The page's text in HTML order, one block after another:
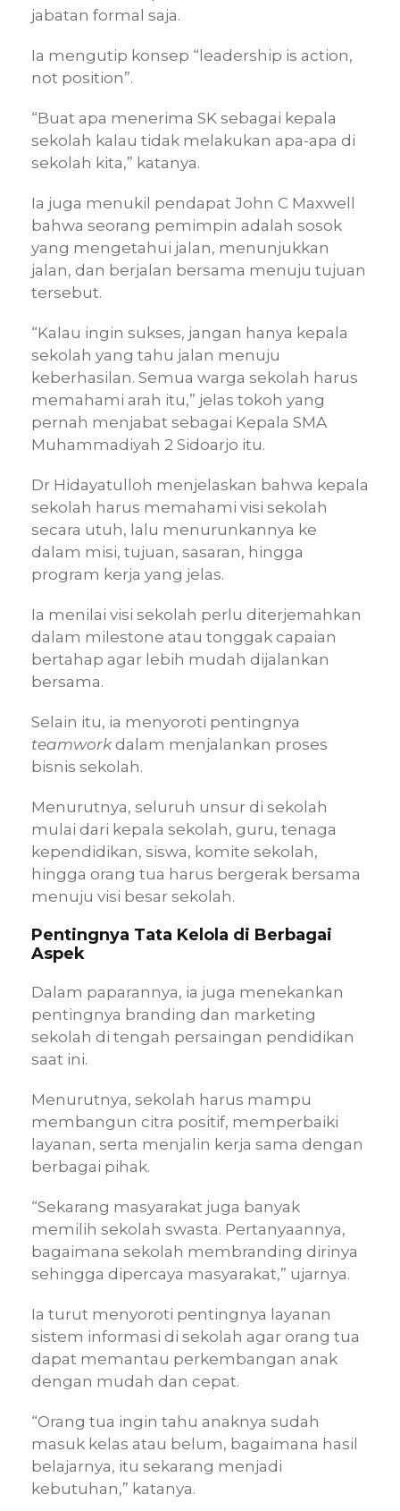
jabatan formal saja.
Ia mengutip konsep “leadership is action,
not position”.
“Buat apa menerima SK sebagai kepala
sekolah kalau tidak melakukan apa-apa di
sekolah kita,” katanya.
Ia juga menukil pendapat John C Maxwell
bahwa seorang pemimpin adalah sosok
yang mengetahui jalan, menunjukkan
jalan, dan berjalan bersama menuju tujuan
tersebut.
“Kalau ingin sukses, jangan hanya kepala
sekolah yang tahu jalan menuju
keberhasilan. Semua warga sekolah harus
memahami arah itu,” jelas tokoh yang
pernah menjabat sebagai Kepala SMA
Muhammadiyah 2 Sidoarjo itu.
Dr Hidayatulloh menjelaskan bahwa kepala
sekolah harus memahami visi sekolah
secara utuh, lalu menurunkannya ke
dalam misi, tujuan, sasaran, hingga
program kerja yang jelas.
Ia menilai visi sekolah perlu diterjemahkan
dalam milestone atau tonggak capaian
bertahap agar lebih mudah dijalankan
bersama.
Selain itu, ia menyoroti pentingnya
teamworkdalam menjalankan proses
bisnis sekolah.
Menurutnya, seluruh unsur di sekolah
mulai dari kepala sekolah, guru, tenaga
kependidikan, siswa, komite sekolah,
hingga orang tua harus bergerak bersama
menuju visi besar sekolah.
Pentingnya Tata Kelola di Berbagai
Aspek
Dalam paparannya, ia juga menekankan
pentingnya branding dan marketing
sekolah di tengah persaingan pendidikan
saat ini.
Menurutnya, sekolah harus mampu
membangun citra positif, memperbaiki
layanan, serta menjalin kerja sama dengan
berbagai pihak.
“Sekarang masyarakat juga banyak
memilih sekolah swasta. Pertanyaannya,
bagaimana sekolah membranding dirinya
sehingga dipercaya masyarakat,” ujarnya.
Ia turut menyoroti pentingnya layanan
sistem informasi di sekolah agar orang tua
dapat memantau perkembangan anak
dengan mudah dan cepat.
“Orang tua ingin tahu anaknya sudah
masuk kelas atau belum, bagaimana hasil
belajarnya, itu sekarang menjadi
kebutuhan,” katanya.